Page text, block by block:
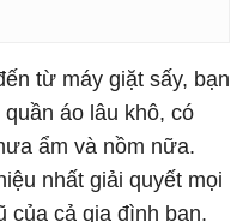
từ máy giặt sấy, bạn
áo lâu khô, có
ẩm và nồm nữa.
nhất giải quyết mọi
của cả gia đình bạn.